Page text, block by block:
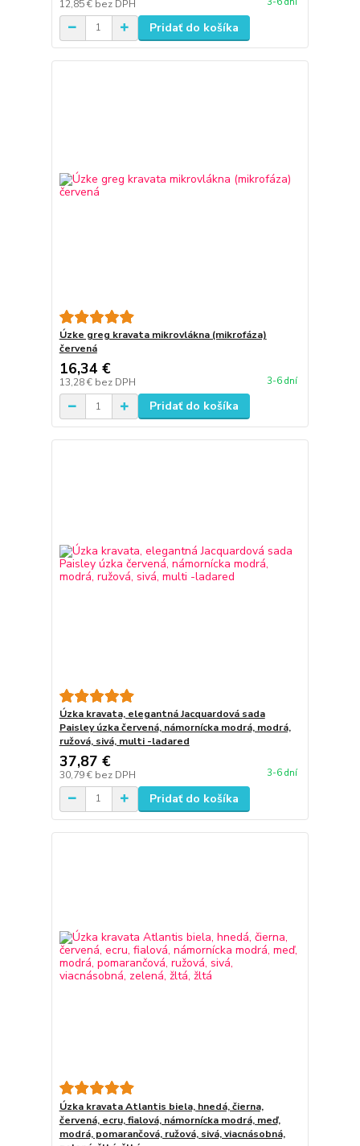
12,85 € bez DPH
Pridať do košíka
Úzke greg kravata mikrovlákna (mikrofáza)
červená
16,34 €
13,28 € bez DPH 3-6 dní
Pridať do košíka
Úzka kravata, elegantná Jacquardová sada
Paisley úzka červená, námornícka modrá, modrá,
ružová, sivá, multi -ladared
37,87 €
30,79 € bez DPH 3-6 dní
Pridať do košíka
Úzka kravata Atlantis biela, hnedá, čierna,
červená, ecru, fialová, námornícka modrá, meď,
modrá, pomarančová, ružová, sivá, viacnásobná,